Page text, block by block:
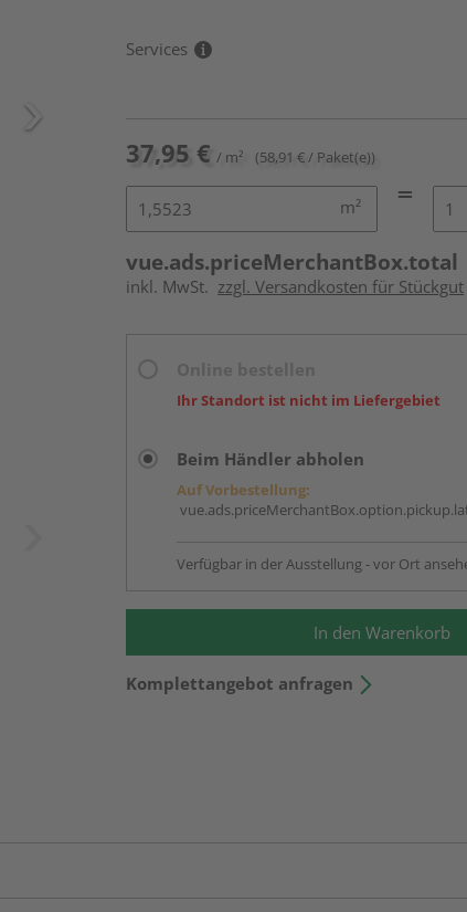
Services
37,95 € / m² (58,91 € / Paket(e))
m²
vue.ads.priceMerchantBox.total
inkl. MwSt. zzgl. Versandkosten für Stückgut
Ihr Standort ist nicht im Liefergebiet
Beim Händler abholen
Auf Vorbestellung:
Verfügbar in der Ausstellung - vor Ort
In den Warenkorb
Komplettangebot anfragen